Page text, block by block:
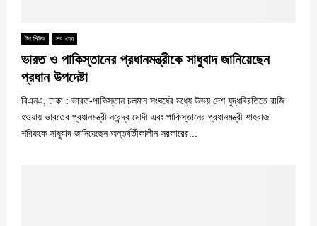
টপ নিউজ সব খবর
ভারত ও পাকিস্তানের প্রধানমন্ত্রীকে সাধুবাদ জানিয়েছেন
প্রধান উপদেষ্টা
বিএনএ, ঢাকা : ভারত-পাকিস্তান চলমান সংঘর্ষের মধ্যে উভয় দেশ যুদ্ধবিরতিতে রাজি
হওয়ায় ভারতের প্রধানমন্ত্রী নরেন্দ্র মোদী এবং পাকিস্তানের প্রধানমন্ত্রী শাহবাজ
শরিফকে সাধুবাদ জানিয়েছেন অন্তর্বর্তীকালীন সরকারের...